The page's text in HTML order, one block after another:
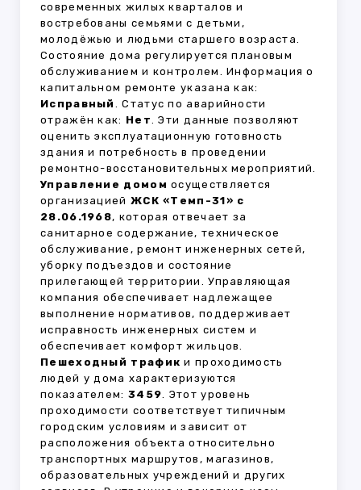
современных жилых кварталов и
востребованы семьями с детьми,
молодёжью и людьми старшего возраста.
Состояние дома регулируется плановым
обслуживанием и контролем. Информация о
капитальном ремонте указана как:
Исправный . Статус по аварийности
отражён как: Нет. Эти данные позволяют
оценить эксплуатационную готовность
здания и потребность в проведении
ремонтно-восстановительных мероприятий.
Управление домом осуществляется
организацией ЖСК «Темп-31» с
28.06.1968, которая отвечает за
санитарное содержание, техническое
обслуживание, ремонт инженерных сетей,
уборку подъездов и состояние
прилегающей территории. Управляющая
компания обеспечивает надлежащее
выполнение нормативов, поддерживает
исправность инженерных систем и
обеспечивает комфорт жильцов.
Пешеходный трафик и проходимость
людей у дома характеризуются
показателем: 3459. Этот уровень
проходимости соответствует типичным
городским условиям и зависит от
расположения объекта относительно
транспортных маршрутов, магазинов,
образовательных учреждений и других